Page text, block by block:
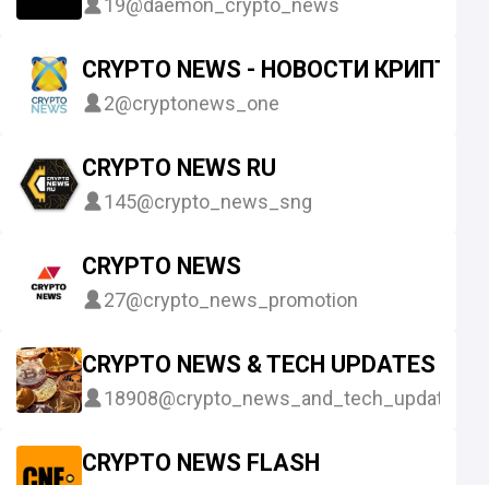
19@daemon_crypto_news
CRYPTO NEWS - НОВОСТИ
2@cryptonews_one
CRYPTO NEWS RU
145@crypto_news_sng
CRYPTO NEWS
27@crypto_news_promotion
CRYPTO NEWS & TECH UPDATES
18908@crypto_news_and_tech_updates
CRYPTO NEWS FLASH